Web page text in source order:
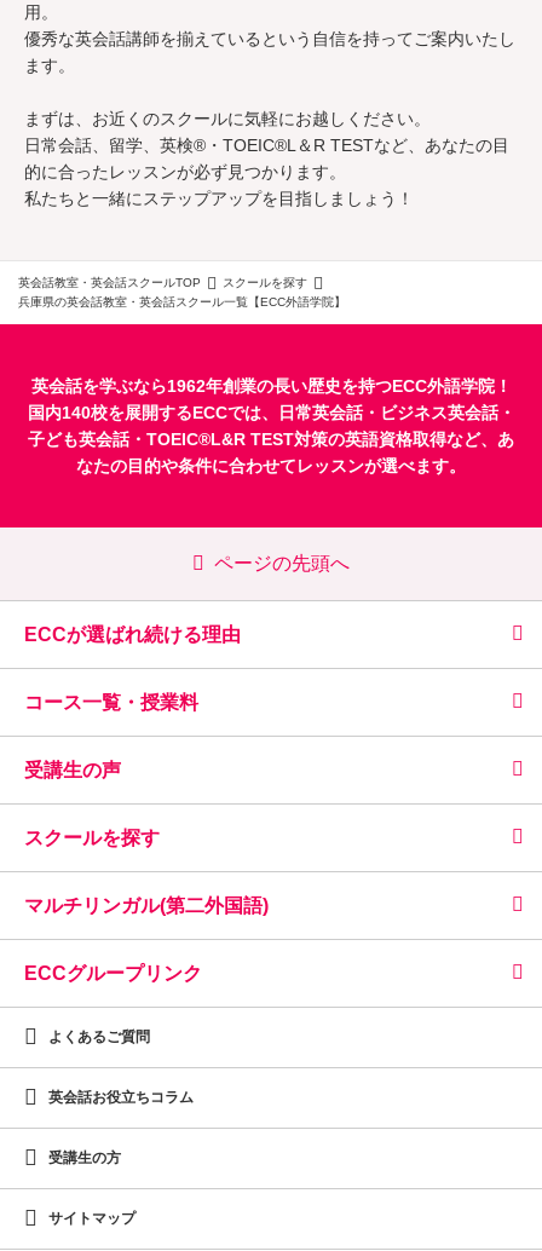
用。
優秀な英会話講師を揃えているという自信を持ってご案内いたし
ます。
まずは、お近くのスクールに気軽にお越しください。
日常会話、留学、英検®・TOEIC®L＆R TESTなど、あなたの目
的に合ったレッスンが必ず見つかります。
私たちと一緒にステップアップを目指しましょう！
英会話教室・英会話スクールTOP
スクールを探す
兵庫県の英会話教室・英会話スクール一覧【ECC外語学院】
英会話を学ぶなら1962年創業の長い歴史を持つECC外語学院！
国内140校を展開するECCでは、
日常英会話・ ビジネス英会話・
子ども英会話・ TOEIC®L&R TEST対策の英語資格取得など、あ
なたの目的や条件に合わせてレッスンが選べます。
ページの先頭へ
ECCが選ばれ続ける理由
コース一覧・授業料
受講生の声
スクールを探す
マルチリンガル(第二外国語)
ECCグループリンク
よくあるご質問
英会話お役立ちコラム
受講生の方
サイトマップ